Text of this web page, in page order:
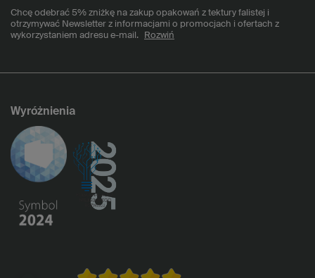
Chcę odebrać 5% zniżkę na zakup opakowań z tektury falistej i
otrzymywać Newsletter z informacjami o promocjach i ofertach z
wykorzystaniem adresu e-mail.
Rozwiń
Wyróżnienia